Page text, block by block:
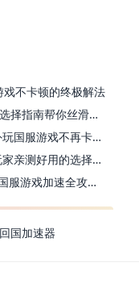
不卡顿的终极解法
海外党打枪神纪卡成PPT？这篇加速器选择指南帮你丝滑上分
美国打我的起源加速器下载指南：海外玩国服游戏不再卡的终极方案
江南百景图国外加速器有哪些？海外玩家亲测好用的选择与避坑指南
去国外能打王国保卫战4吗？海外玩家国服游戏加速全攻略（附公主连结幻想江湖实测）
国加速器